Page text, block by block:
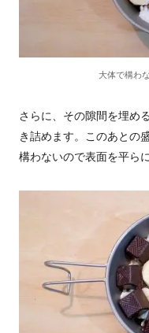
大体で構わ
さらに、その隙間を埋め
き詰めます。このあとの
構わないので表面を平ら